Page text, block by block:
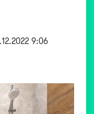
9:06